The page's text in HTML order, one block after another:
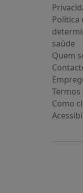
Política
saúde
Quem
Termos
Como